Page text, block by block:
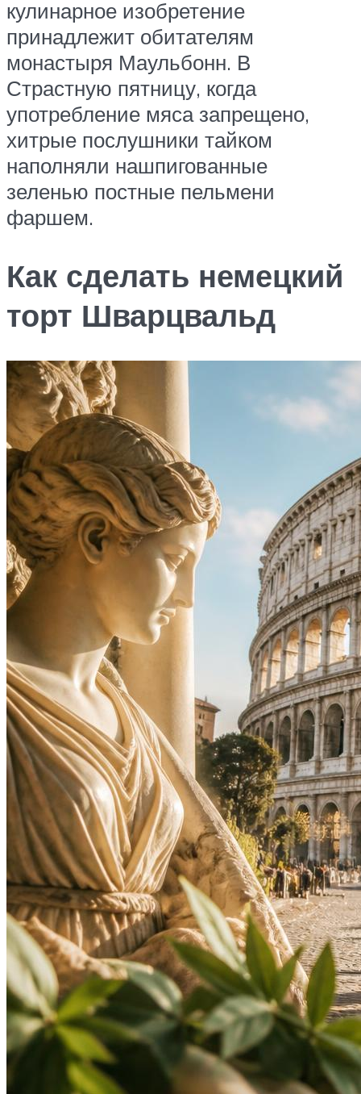
кулинарное изобретение
принадлежит обитателям
монастыря Маульбонн. В
Страстную пятницу, когда
употребление мяса запрещено,
хитрые послушники тайком
наполняли нашпигованные
зеленью постные пельмени
фаршем.
Как сделать немецкий
торт Шварцвальд